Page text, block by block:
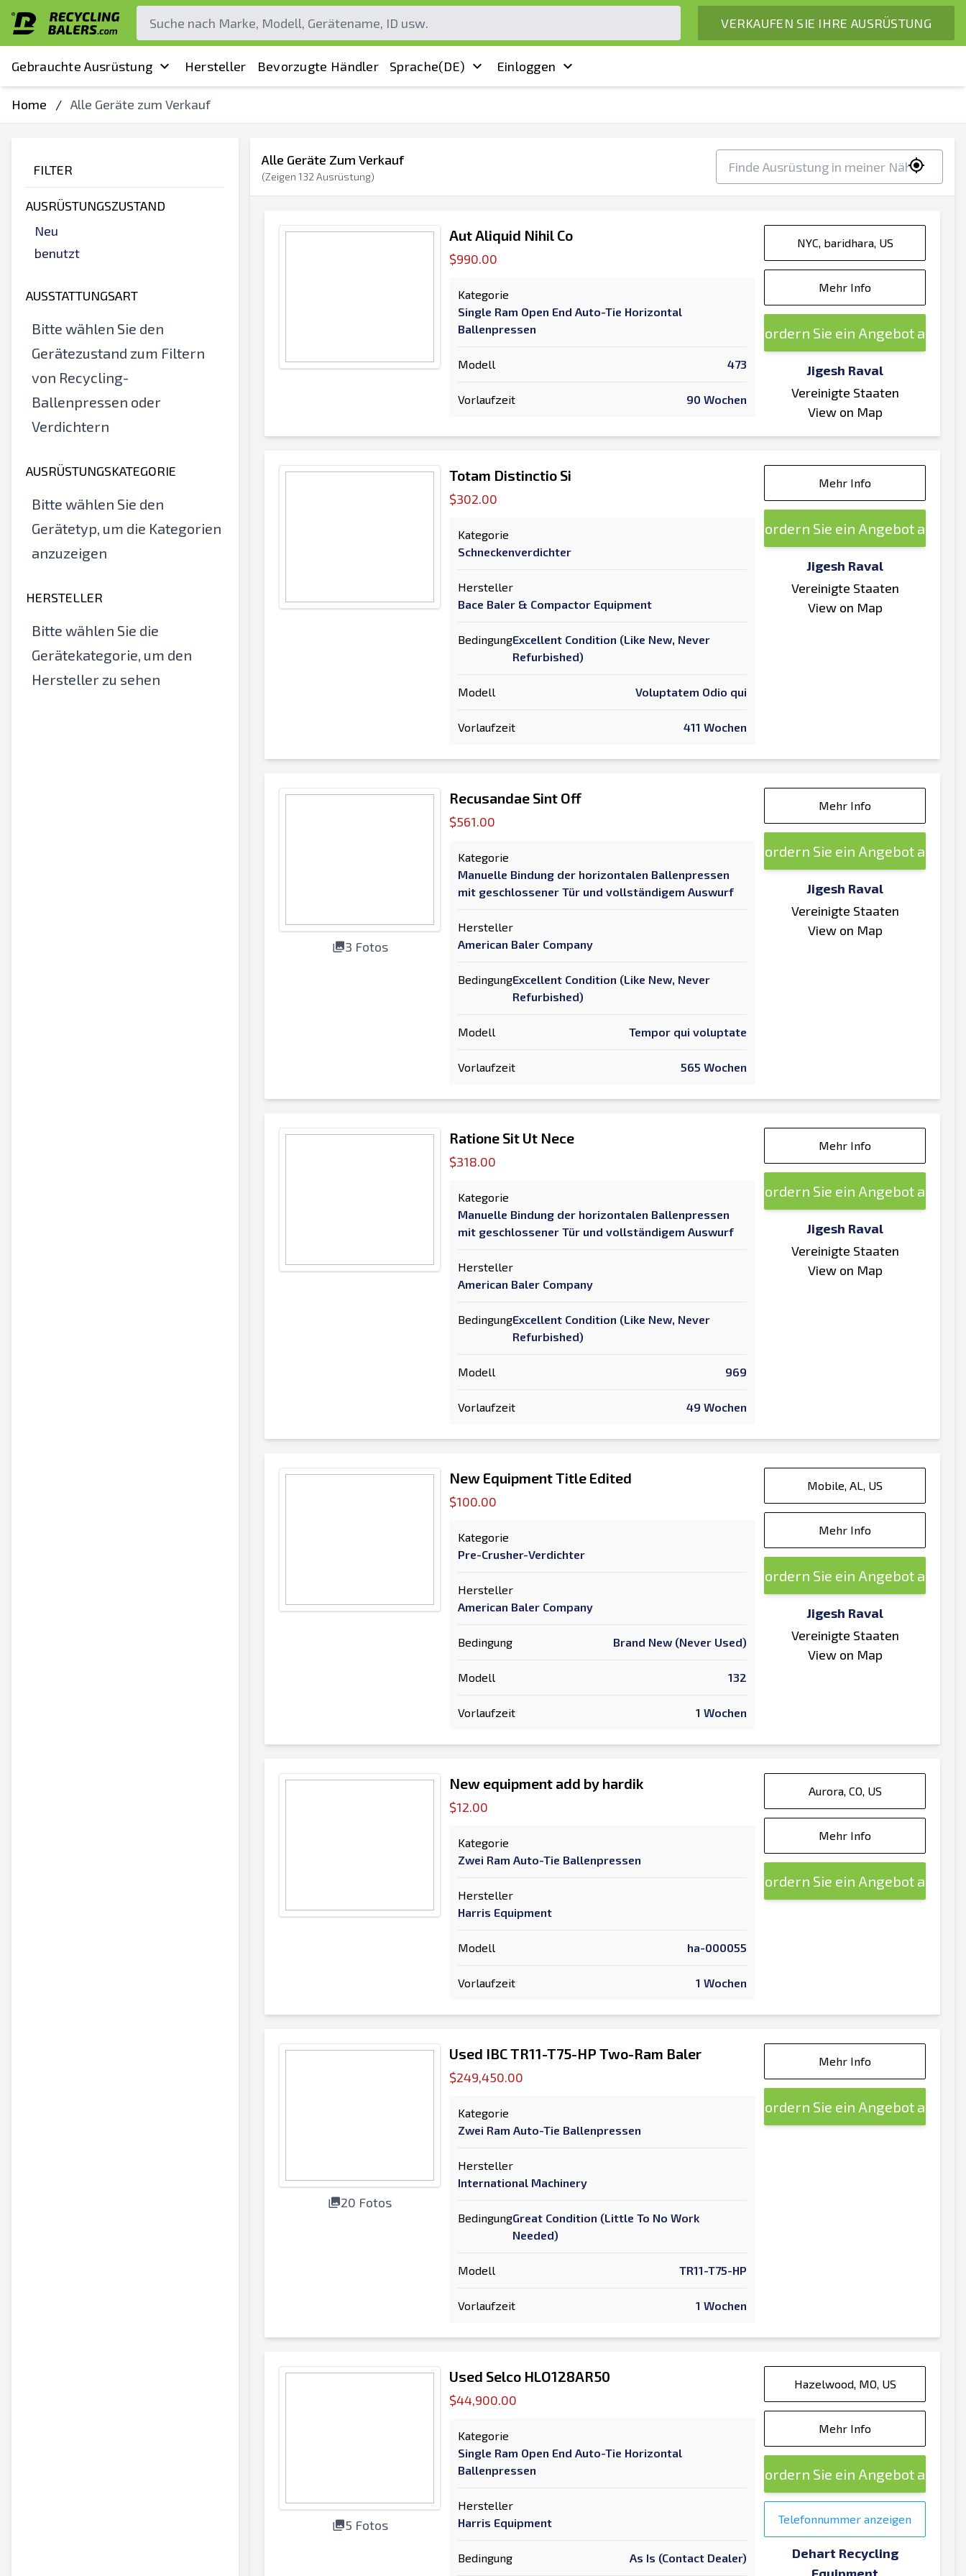
VERKAUFEN SIE IHRE AUSRÜSTUNG
Gebrauchte Ausrüstung Hersteller Bevorzugte Händler Sprache(DE) Einloggen
Home / Alle Geräte zum Verkauf
FILTER
AUSRÜSTUNGSZUSTAND
Neu
benutzt
AUSSTATTUNGSART
Bitte wählen Sie den
Gerätezustand zum Filtern
von Recycling-
Ballenpressen oder
Verdichtern
AUSRÜSTUNGSKATEGORIE
Bitte wählen Sie den
Gerätetyp, um die Kategorien
anzuzeigen
HERSTELLER
Bitte wählen Sie die
Gerätekategorie, um den
Hersteller zu sehen
Alle Geräte Zum Verkauf
(Zeigen 132 Ausrüstung)
Aut Aliquid Nihil Co
$990.00
Kategorie
Single Ram Open End Auto-Tie Horizontal
Ballenpressen
Modell 473
Vorlaufzeit 90 Wochen
NYC, baridhara, US
Mehr Info
Fordern Sie ein Angebot an
Jigesh Raval
Vereinigte Staaten
View on Map
Totam Distinctio Si
$302.00
Kategorie
Schneckenverdichter
Hersteller
Bace Baler & Compactor Equipment
BedingungExcellent Condition (Like New, Never
Refurbished)
Modell Voluptatem Odio qui
Vorlaufzeit 411 Wochen
Mehr Info
Fordern Sie ein Angebot an
Jigesh Raval
Vereinigte Staaten
View on Map
3 Fotos
Recusandae Sint Off
$561.00
Kategorie
Manuelle Bindung der horizontalen Ballenpressen
mit geschlossener Tür und vollständigem Auswurf
Hersteller
American Baler Company
BedingungExcellent Condition (Like New, Never
Refurbished)
Modell Tempor qui voluptate
Vorlaufzeit 565 Wochen
Mehr Info
Fordern Sie ein Angebot an
Jigesh Raval
Vereinigte Staaten
View on Map
Ratione Sit Ut Nece
$318.00
Kategorie
Manuelle Bindung der horizontalen Ballenpressen
mit geschlossener Tür und vollständigem Auswurf
Hersteller
American Baler Company
BedingungExcellent Condition (Like New, Never
Refurbished)
Modell 969
Vorlaufzeit 49 Wochen
Mehr Info
Fordern Sie ein Angebot an
Jigesh Raval
Vereinigte Staaten
View on Map
New Equipment Title Edited
$100.00
Kategorie
Pre-Crusher-Verdichter
Hersteller
American Baler Company
Bedingung Brand New (Never Used)
Modell 132
Vorlaufzeit 1 Wochen
Mobile, AL, US
Mehr Info
Fordern Sie ein Angebot an
Jigesh Raval
Vereinigte Staaten
View on Map
New equipment add by hardik
$12.00
Kategorie
Zwei Ram Auto-Tie Ballenpressen
Hersteller
Harris Equipment
Modell ha-000055
Vorlaufzeit 1 Wochen
Aurora, CO, US
Mehr Info
Fordern Sie ein Angebot an
20 Fotos
Used IBC TR11-T75-HP Two-Ram Baler
$249,450.00
Kategorie
Zwei Ram Auto-Tie Ballenpressen
Hersteller
International Machinery
BedingungGreat Condition (Little To No Work
Needed)
Modell TR11-T75-HP
Vorlaufzeit 1 Wochen
Mehr Info
Fordern Sie ein Angebot an
5 Fotos
Used Selco HLO128AR50
$44,900.00
Kategorie
Single Ram Open End Auto-Tie Horizontal
Ballenpressen
Hersteller
Harris Equipment
Bedingung As Is (Contact Dealer)
Hazelwood, MO, US
Mehr Info
Fordern Sie ein Angebot an
Telefonnummer anzeigen
Dehart Recycling